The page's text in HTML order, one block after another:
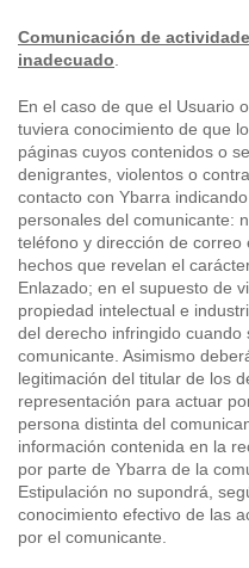
Comunicación de
inadecuado.
En el caso de que el Usuario
tuviera conocimiento de que
páginas cuyos contenidos o
denigrantes, violentos o
contacto con Ybarra
personales del comunicante:
teléfono y dirección de
hechos que revelan el
Enlazado; en el supuesto de
propiedad intelectual e
del derecho infringido cuando
comunicante. Asimismo
legitimación del titular de los
representación para actuar
persona distinta del
información contenida en la
por parte de Ybarra de la
Estipulación no supondrá,
conocimiento efectivo de las
por el comunicante.